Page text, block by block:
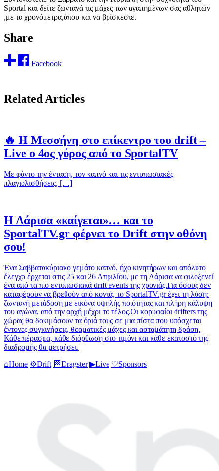
Sportal και δείτε ζωντανά τις μάχες των αγαπημένων σας αθλητών
,με τα χρονόμετρα,όπου και να βρίσκεστε.
Share
Facebook
Related Articles
🔥 Η Μεσσήνη στο επίκεντρο του drift –
Live ο 4ος γύρος από το SportalTV
Με φόντο την ένταση, τον καπνό και τις εντυπωσιακές
πλαγιολισθήσεις, […]
Η Λάρισα «καίγεται»… και το
SportalTV.gr φέρνει το Drift στην οθόνη
σου!
Ένα Σαββατοκύριακο γεμάτο καπνό, ήχο κινητήρων και απόλυτο
έλεγχο έρχεται στις 25 και 26 Απριλίου, με τη Λάρισα να φιλοξενεί
ένα από τα πιο εντυπωσιακά drift events της χρονιάς.Για όσους δεν
καταφέρουν να βρεθούν από κοντά, το SportalTV.gr έχει τη λύση:
ζωντανή μετάδοση με εικόνα υψηλής ποιότητας και πλήρη κάλυψη
του αγώνα, από την αρχή μέχρι το τέλος.Οι κορυφαίοι drifters της
χώρας θα δοκιμάσουν τα όριά τους σε μια πίστα που υπόσχεται
έντονες συγκινήσεις, θεαματικές μάχες και ασταμάτητη δράση.
Κάθε πέρασμα, κάθε διόρθωση στο τιμόνι και κάθε εκατοστό της
διαδρομής θα μετρήσει.
⌂Home ⚙Drift 🏁Dragster ▶Live ♡Sponsors